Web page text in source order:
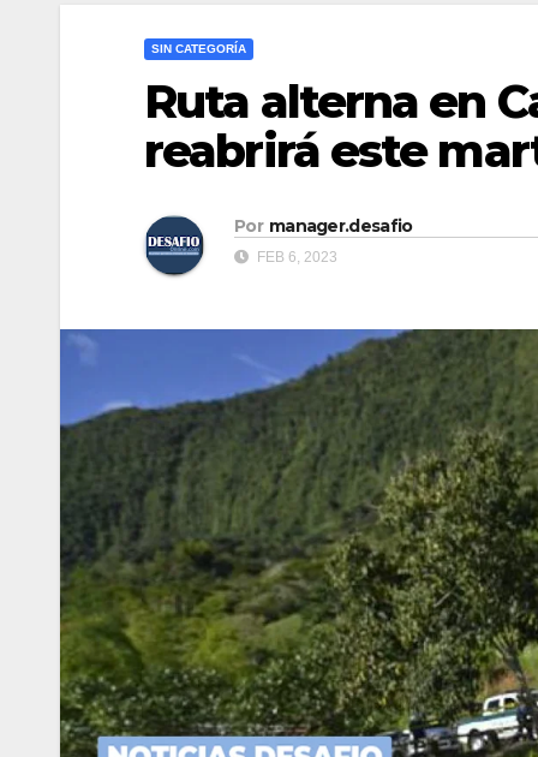
SIN CATEGORÍA
Ruta alterna en
reabrirá este
Por manager.desafio
FEB 6, 2023